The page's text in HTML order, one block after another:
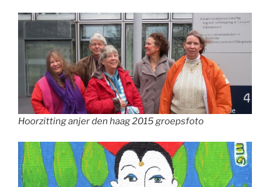
Hoorzitting anjer den haag 2015 groepsfoto